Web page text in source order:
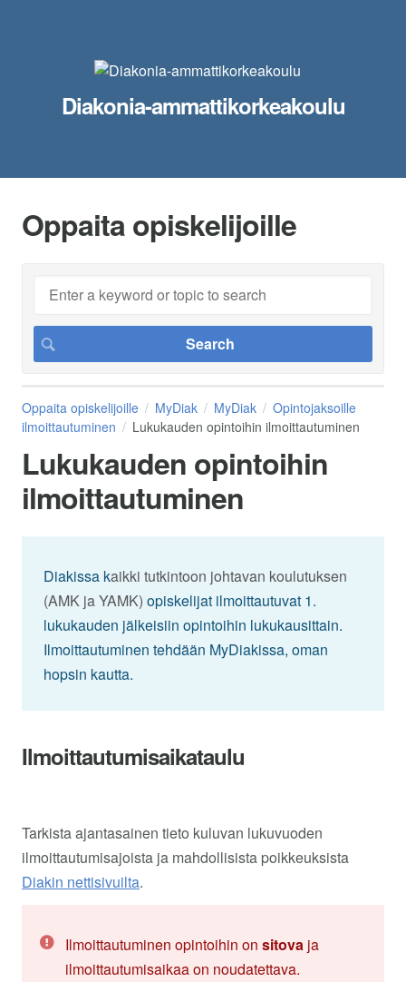
Diakonia-ammattikorkeakoulu
Oppaita opiskelijoille
Oppaita opiskelijoille MyDiak MyDiak
Opintojaksoille
ilmoittautuminen
Lukukauden opintoihin ilmoittautuminen
Lukukauden opintoihin
ilmoittautuminen
Diakissa kaikki tutkintoon johtavan koulutuksen
(AMK ja YAMK) opiskelijat ilmoittautuvat 1.
lukukauden jälkeisiin opintoihin lukukausittain.
Ilmoittautuminen tehdään MyDiakissa, oman
hopsin kautta.
Ilmoittautumisaikataulu
Tarkista ajantasainen tieto kuluvan lukuvuoden
ilmoittautumisajoista ja mahdollisista poikkeuksista
Diakin nettisivuilta.
Ilmoittautuminen opintoihin on sitova ja
ilmoittautumisaikaa on noudatettava.